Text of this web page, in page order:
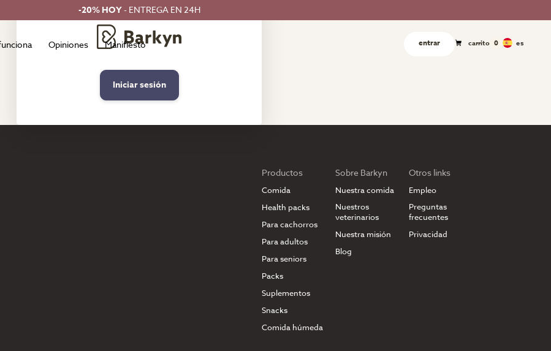
-20% HOY- ENTREGA EN 24H
Opiniones Manifiesto entrar carrito 0 es
Iniciar sesión
Productos
Comida
Health packs
Para cachorros
Para adultos
Para seniors
Packs
Suplementos
Snacks
Comida húmeda
Sobre Barkyn
Nuestra comida
Nuestros
veterinarios
Nuestra misión
Blog
Otros links
Empleo
Preguntas
frecuentes
Privacidad